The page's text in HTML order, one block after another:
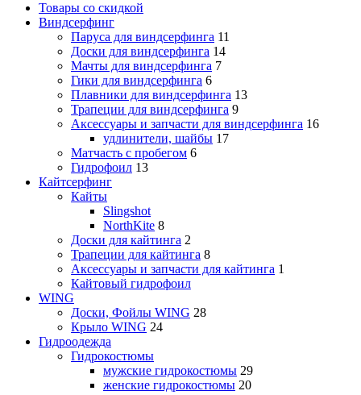
Товары со скидкой
Виндсерфинг
Паруса для виндсерфинга 11
Доски для виндсерфинга 14
Мачты для виндсерфинга 7
Гики для виндсерфинга 6
Плавники для виндсерфинга 13
Трапеции для виндсерфинга 9
Аксессуары и запчасти для виндсерфинга 16
удлинители, шайбы 17
Матчасть с пробегом 6
Гидрофоил 13
Кайтсерфинг
Кайты
Slingshot
NorthKite 8
Доски для кайтинга 2
Трапеции для кайтинга 8
Аксессуары и запчасти для кайтинга 1
Кайтовый гидрофоил
WING
Доски, Фойлы WING 28
Крыло WING 24
Гидроодежда
Гидрокостюмы
мужские гидрокостюмы 29
женские гидрокостюмы 20